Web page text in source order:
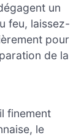
un
feu, laissez-
pour
de la
finement
le